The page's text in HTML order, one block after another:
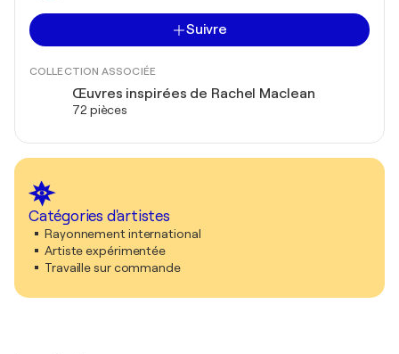
Suivre
COLLECTION ASSOCIÉE
Œuvres inspirées de Rachel Maclean
72 pièces
Catégories d'artistes
Rayonnement international
Artiste expérimentée
Travaille sur commande